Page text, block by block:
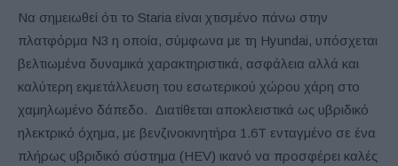
Να σημειωθεί ότι το Staria είναι χτισμένο πάνω στην
πλατφόρμα N3 η οποία, σύμφωνα με τη Hyundai, υπόσχεται
βελτιωμένα δυναμικά χαρακτηριστικά, ασφάλεια αλλά και
καλύτερη εκμετάλλευση του εσωτερικού χώρου χάρη στο
χαμηλωμένο δάπεδο. Διατίθεται αποκλειστικά ως υβριδικό
ηλεκτρικό όχημα, με βενζινοκινητήρα 1.6T ενταγμένο σε ένα
πλήρως υβριδικό σύστημα (HEV) ικανό να προσφέρει καλές